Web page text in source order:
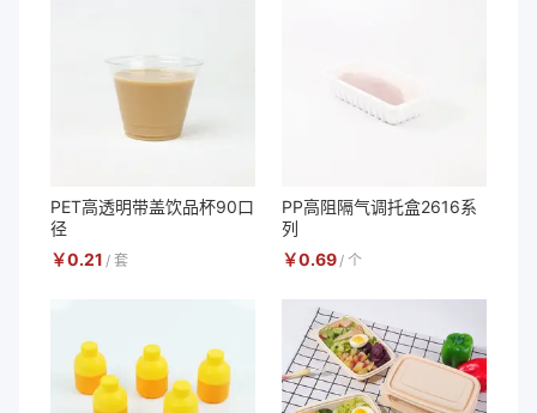
PET高透明带盖饮品杯90口
径
￥0.21 / 套
PP高阻隔气调托盒2616系
列
￥0.69 / 个